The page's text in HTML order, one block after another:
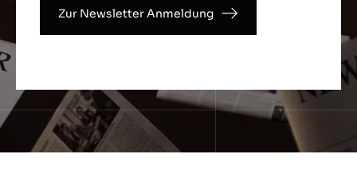
Zur Newsletter Anmeldung